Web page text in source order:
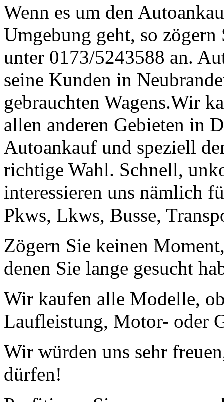
Wenn es um den
Umgebung geht, so
unter 0173/5243588 an.
seine Kunden in
gebrauchten Wagens.Wir
allen anderen Gebieten in
Autoankauf und speziell
richtige Wahl. Schnell,
interessieren uns nämlich
Pkws, Lkws, Busse,
Zögern Sie keinen
denen Sie lange gesucht
Wir kaufen alle Modelle,
Laufleistung, Motor- oder
Wir würden uns sehr
dürfen!